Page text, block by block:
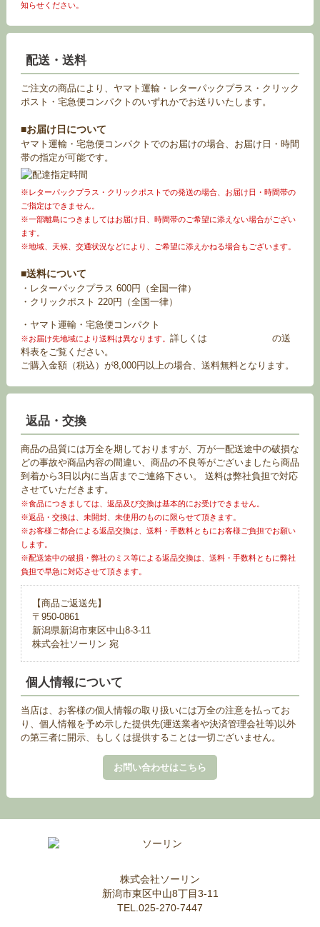
知らせください。
配送・送料
ご注文の商品により、ヤマト運輸・レターパックプラス・クリック
ポスト・宅急便コンパクトのいずれかでお送りいたします。
■お届け日について
ヤマト運輸・宅急便コンパクトでのお届けの場合、お届け日・時間
帯の指定が可能です。
※レターパックプラス・クリックポストでの発送の場合、お届け日・時間帯の
ご指定はできません。
※一部離島につきましてはお届け日、時間帯のご希望に添えない場合がござい
ます。
※地域、天候、交通状況などにより、ご希望に添えかねる場合もございます。
■送料について
・レターパックプラス 600円（全国一律）
・クリックポスト 220円（全国一律）
・ヤマト運輸・宅急便コンパクト
※お届け先地域により送料は異なります。 詳しくは
の送
料表をご覧ください。
ご購入金額（税込）が8,000円以上の場合、送料無料となります。
返品・交換
商品の品質には万全を期しておりますが、万が一配送途中の破損な
どの事故や商品内容の間違い、商品の不良等がございましたら商品
到着から3日以内に当店までご連絡下さい。 送料は弊社負担で対応
させていただきます。
※食品につきましては、返品及び交換は基本的にお受けできません。
※返品・交換は、未開封、未使用のものに限らせて頂きます。
※お客様ご都合による返品交換は、送料・手数料ともにお客様ご負担でお願い
します。
※配送途中の破損・弊社のミス等による返品交換は、送料・手数料ともに弊社
負担で早急に対応させて頂きます。
【商品ご返送先】
〒950-0861
新潟県新潟市東区中山8-3-11
株式会社ソーリン 宛
個人情報について
当店は、お客様の個人情報の取り扱いには万全の注意を払ってお
り、個人情報を予め示した提供先(運送業者や決済管理会社等)以外
の第三者に開示、もしくは提供することは一切ございません。
お問い合わせはこちら
株式会社ソーリン
新潟市東区中山8丁目3-11
TEL.025-270-7447